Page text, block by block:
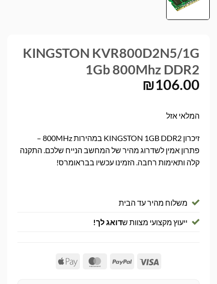
KINGSTON KVR800D2N5/1G
1Gb 800Mhz DDR2
₪106.00
המלאי אזל
זיכרון KINGSTON 1GB DDR2 במהירות 800MHz –
פתרון אמין לשדרוג מהיר של המחשב הנייח שלכם. התקנה
קלה ותאימות רחבה. הזמינו עכשיו בבראומרס!
משלוח מהיר עד הבית
ייעוץ מקצועי מצוות שדואג לך!
Visa
PayPal
MasterCard
Apple